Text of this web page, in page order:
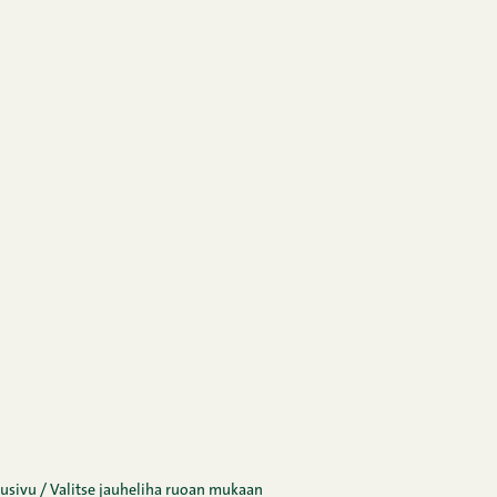
/ Valitse jauheliha ruoan mukaan